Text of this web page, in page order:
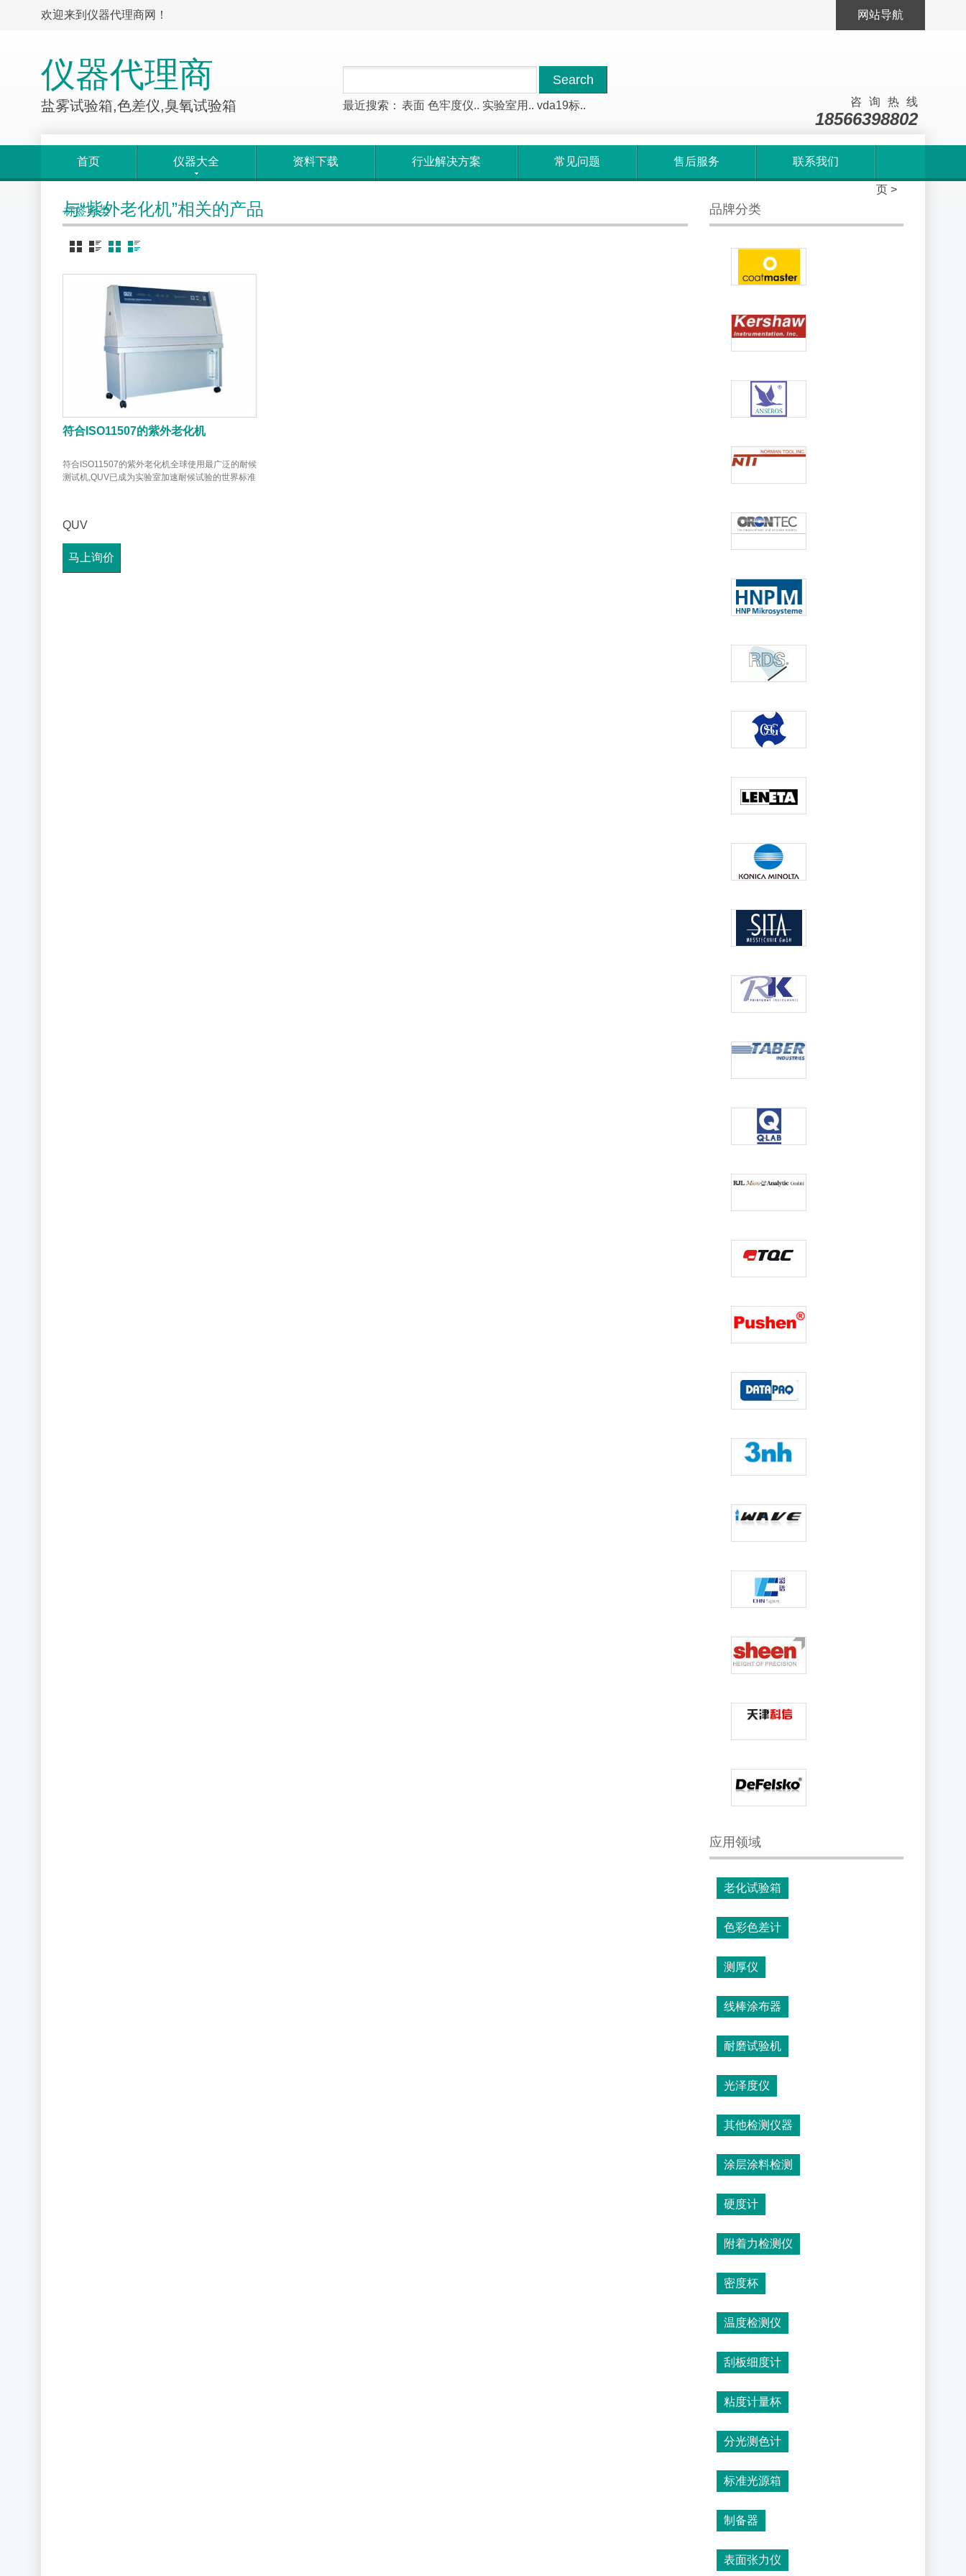
网站导航
欢迎来到仪器代理商网！
仪器代理商
盐雾试验箱,色差仪,臭氧试验箱 最近搜索： 表面 色牢度仪.. 实验室用.. vda19标.. 咨询热线
18566398802
首页 仪器大全 资料下载 行业解决方案 常见问题 售后服务 联系我们
页 >
标签归类
与“紫外老化机”相关的产品
符合ISO11507的紫外老化机
符合ISO11507的紫外老化机全球使用最广泛的耐候
测试机,QUV已成为实验室加速耐候试验的世界标准
QUV
马上询价
品牌分类
应用领域
老化试验箱
色彩色差计
测厚仪
线棒涂布器
耐磨试验机
光泽度仪
其他检测仪器
涂层涂料检测
硬度计
附着力检测仪
密度杯
温度检测仪
刮板细度计
粘度计量杯
分光测色计
标准光源箱
制备器
表面张力仪